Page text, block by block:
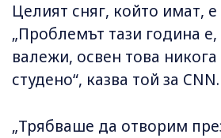
Целият сняг, който имат, е
„Проблемът тази година
валежи, освен това
студено“, казва той за CNN.
„Трябваше да отворим